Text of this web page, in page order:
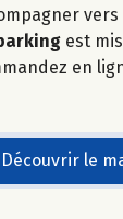
est
en
Découvrir le